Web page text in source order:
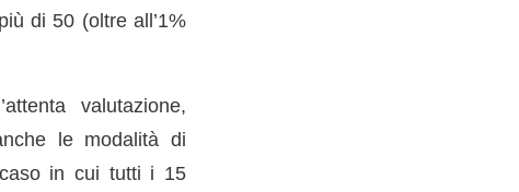
di 50 (oltre all’1%
valutazione,
le modalità di
in cui tutti i 15